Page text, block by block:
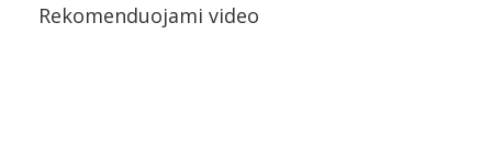
Rekomenduojami video